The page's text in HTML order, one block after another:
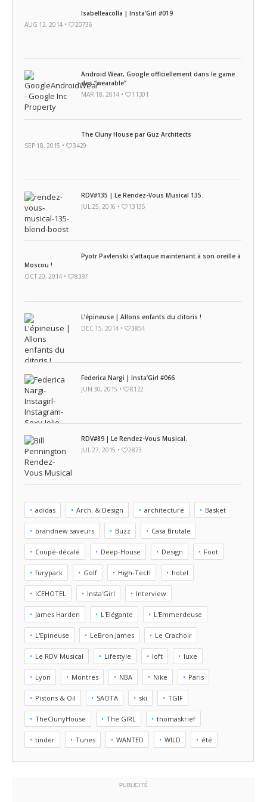
Isabelleacolla | Insta’Girl #019
AUG 12, 2014 •
20736
Android Wear, Google officiellement dans le game
des “wearable”
MAR 18, 2014 •
11301
The Cluny House par Guz Architects
SEP 18, 2015 •
3429
RDV#135 | Le Rendez-Vous Musical 135.
JUL 25, 2016 •
13135
Pyotr Pavlenski s’attaque maintenant à son oreille à
Moscou !
OCT 20, 2014 •
8397
L’épineuse | Allons enfants du clitoris !
DEC 15, 2014 •
3854
Federica Nargi | Insta’Girl #066
JUN 30, 2015 •
8122
RDV#89 | Le Rendez-Vous Musical.
JUL 27, 2015 •
2873
adidas Arch. & Design architecture Basket
brandnew saveurs Buzz Casa Brutale
Coupé-décalé Deep-House Design Foot
furypark Golf High-Tech hotel
ICEHOTEL Insta'Girl Interview
James Harden L'Elégante L'Emmerdeuse
L'Epineuse LeBron James Le Crachoir
Le RDV Musical Lifestyle loft luxe
Lyon Montres NBA Nike Paris
Pistons & Oil SAOTA ski TGIF
TheClunyHouse The GIRL thomaskrief
tinder Tunes WANTED WILD été
PUBLICITÉ